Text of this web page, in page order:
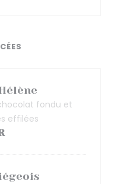
fondu et
effilées